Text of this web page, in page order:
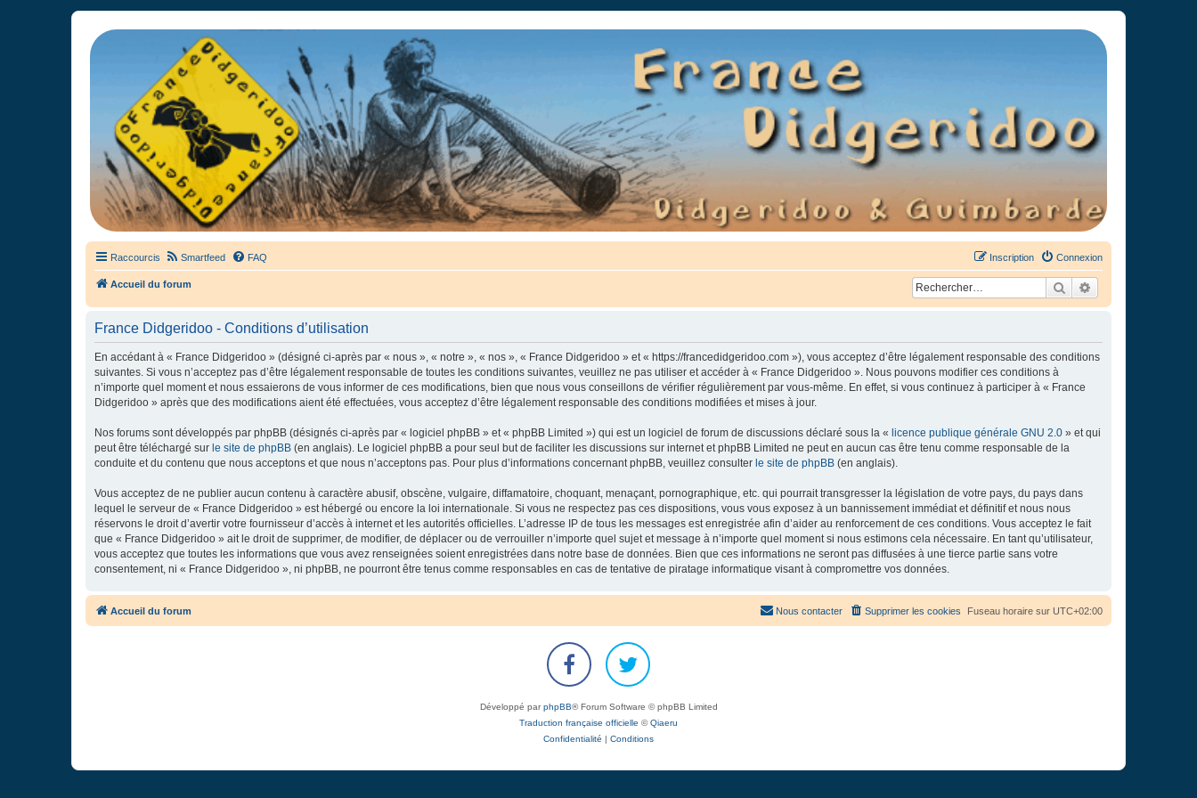
France Didgeridoo
Didgeridoo et Guimbarde sur France Didgeridoo - retrouvez la communauté.
Raccourcis Smartfeed FAQ Connexion
Inscription
Accueil du forum Rechercher
France Didgeridoo - Conditions d’utilisation
En accédant à « France Didgeridoo » (désigné ci-après par « nous », « notre », « nos », « France Didgeridoo » et « https://francedidgeridoo.com »), vous acceptez d’être légalement responsable des conditions
suivantes. Si vous n’acceptez pas d’être légalement responsable de toutes les conditions suivantes, veuillez ne pas utiliser et accéder à « France Didgeridoo ». Nous pouvons modifier ces conditions à
n’importe quel moment et nous essaierons de vous informer de ces modifications, bien que nous vous conseillons de vérifier régulièrement par vous-même. En effet, si vous continuez à participer à « France
Didgeridoo » après que des modifications aient été effectuées, vous acceptez d’être légalement responsable des conditions modifiées et mises à jour.
Nos forums sont développés par phpBB (désignés ci-après par « logiciel phpBB » et « phpBB Limited ») qui est un logiciel de forum de discussions déclaré sous la « licence publique générale GNU 2.0 » et qui
peut être téléchargé sur le site de phpBB (en anglais). Le logiciel phpBB a pour seul but de faciliter les discussions sur internet et phpBB Limited ne peut en aucun cas être tenu comme responsable de la
conduite et du contenu que nous acceptons et que nous n’acceptons pas. Pour plus d’informations concernant phpBB, veuillez consulter le site de phpBB (en anglais).
Vous acceptez de ne publier aucun contenu à caractère abusif, obscène, vulgaire, diffamatoire, choquant, menaçant, pornographique, etc. qui pourrait transgresser la législation de votre pays, du pays dans
lequel le serveur de « France Didgeridoo » est hébergé ou encore la loi internationale. Si vous ne respectez pas ces dispositions, vous vous exposez à un bannissement immédiat et définitif et nous nous
réservons le droit d’avertir votre fournisseur d’accès à internet et les autorités officielles. L’adresse IP de tous les messages est enregistrée afin d’aider au renforcement de ces conditions. Vous acceptez le fait
que « France Didgeridoo » ait le droit de supprimer, de modifier, de déplacer ou de verrouiller n’importe quel sujet et message à n’importe quel moment si nous estimons cela nécessaire. En tant qu’utilisateur,
vous acceptez que toutes les informations que vous avez renseignées soient enregistrées dans notre base de données. Bien que ces informations ne seront pas diffusées à une tierce partie sans votre
consentement, ni « France Didgeridoo », ni phpBB, ne pourront être tenus comme responsables en cas de tentative de piratage informatique visant à compromettre vos données.
Accueil du forum Fuseau horaire sur UTC+02:00
Supprimer les cookies
Nous contacter
Développé parphpBB® Forum Software © phpBB Limited
Traduction française officielle ©Qiaeru
Confidentialité | Conditions